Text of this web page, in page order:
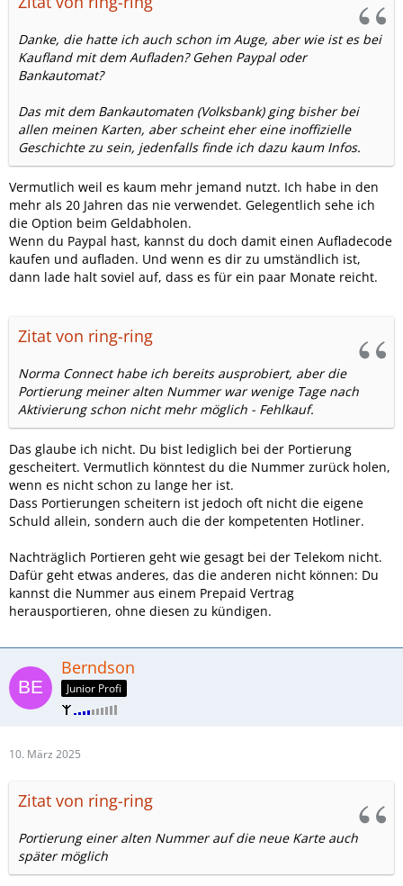
Danke, die hatte ich auch schon im Auge, aber wie ist es bei
Kaufland mit dem Aufladen? Gehen Paypal oder
Bankautomat?
Das mit dem Bankautomaten (Volksbank) ging bisher bei
allen meinen Karten, aber scheint eher eine inoffizielle
Geschichte zu sein, jedenfalls finde ich dazu kaum Infos.
Vermutlich weil es kaum mehr jemand nutzt. Ich habe in den
mehr als 20 Jahren das nie verwendet. Gelegentlich sehe ich
die Option beim Geldabholen.
Wenn du Paypal hast, kannst du doch damit einen Aufladecode
kaufen und aufladen. Und wenn es dir zu umständlich ist,
dann lade halt soviel auf, dass es für ein paar Monate reicht.
Zitat von ring-ring
Norma Connect habe ich bereits ausprobiert, aber die
Portierung meiner alten Nummer war wenige Tage nach
Aktivierung schon nicht mehr möglich - Fehlkauf.
Das glaube ich nicht. Du bist lediglich bei der Portierung
gescheitert. Vermutlich könntest du die Nummer zurück holen,
wenn es nicht schon zu lange her ist.
Dass Portierungen scheitern ist jedoch oft nicht die eigene
Schuld allein, sondern auch die der kompetenten Hotliner.
Nachträglich Portieren geht wie gesagt bei der Telekom nicht.
Dafür geht etwas anderes, das die anderen nicht können: Du
kannst die Nummer aus einem Prepaid Vertrag
herausportieren, ohne diesen zu kündigen.
Berndson
Junior Profi
10. März 2025
Zitat von ring-ring
Portierung einer alten Nummer auf die neue Karte auch
später möglich